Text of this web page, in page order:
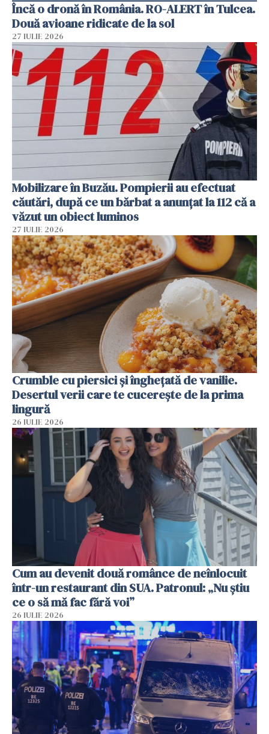
Încă o dronă în România. RO-ALERT în Tulcea.
Două avioane ridicate de la sol
27 IULIE 2026
Mobilizare în Buzău. Pompierii au efectuat
căutări, după ce un bărbat a anunțat la 112 că a
văzut un obiect luminos
27 IULIE 2026
Crumble cu piersici și înghețată de vanilie.
Desertul verii care te cucerește de la prima
lingură
26 IULIE 2026
Cum au devenit două românce de neînlocuit
într-un restaurant din SUA. Patronul: „Nu știu
ce o să mă fac fără voi”
26 IULIE 2026